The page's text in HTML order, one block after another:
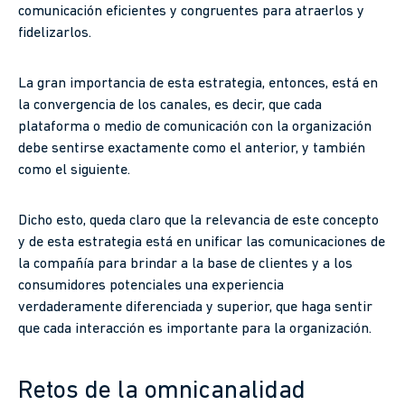
comunicación eficientes y congruentes para atraerlos y
fidelizarlos.
La gran importancia de esta estrategia, entonces, está en
la convergencia de los canales, es decir, que cada
plataforma o medio de comunicación con la organización
debe sentirse exactamente como el anterior, y también
como el siguiente.
Dicho esto, queda claro que la relevancia de este concepto
y de esta estrategia está en unificar las comunicaciones de
la compañía para brindar a la base de clientes y a los
consumidores potenciales una experiencia
verdaderamente diferenciada y superior, que haga sentir
que cada interacción es importante para la organización.
Retos de la omnicanalidad